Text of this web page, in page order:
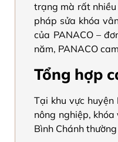
trạng mà rất
pháp sửa khóa
của PANACO –
năm, PANACO
Tổng hợp
Tại khu vực
nông nghiệp,
Bình Chánh